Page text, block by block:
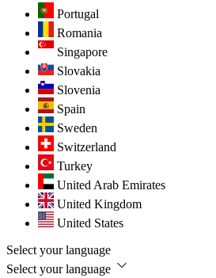
Portugal
Romania
Singapore
Slovakia
Slovenia
Spain
Sweden
Switzerland
Turkey
United Arab Emirates
United Kingdom
United States
Select your language
Select your language